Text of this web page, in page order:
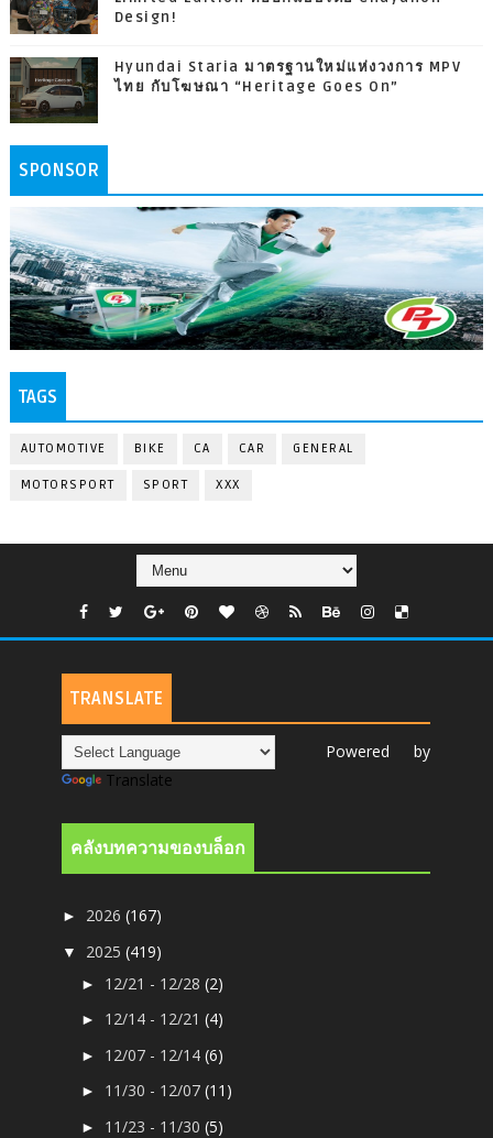
Design!
Hyundai Staria มาตรฐานใหม่แห่งวงการ MPV
ไทย กับโฆษณา “Heritage Goes On”
SPONSOR
TAGS
AUTOMOTIVE BIKE CA CAR GENERAL
MOTORSPORT SPORT XXX
TRANSLATE
Powered by
Translate
คลังบทความของบล็อก
► 2026(167)
▼ 2025(419)
► 12/21 - 12/28(2)
► 12/14 - 12/21(4)
► 12/07 - 12/14(6)
► 11/30 - 12/07(11)
► 11/23 - 11/30(5)